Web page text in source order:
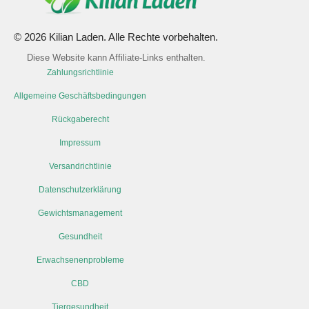
© 2026 Kilian Laden. Alle Rechte vorbehalten.
Diese Website kann Affiliate-Links enthalten.
Zahlungsrichtlinie
Allgemeine Geschäftsbedingungen
Rückgaberecht
Impressum
Versandrichtlinie
Datenschutzerklärung
Gewichtsmanagement
Gesundheit
Erwachsenenprobleme
CBD